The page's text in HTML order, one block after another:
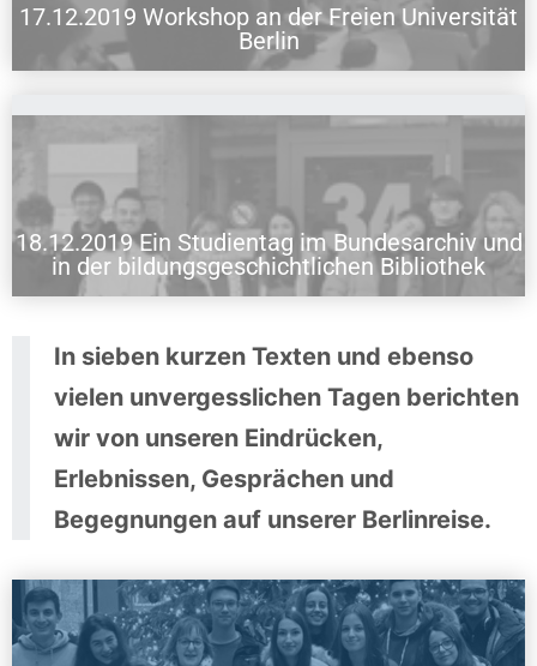
17.12.2019 Workshop an der Freien Universität
Berlin
17.12.2019 Workshop an der Freien Universität Berlin
18.12.2019 Ein Studientag im Bundesarchiv und
in der bildungsgeschichtlichen Bibliothek
18.12.2019 Ein Studientag im Bundesarchiv und in der
bildungsgeschichtlichen Bibliothek
In sieben kurzen Texten und ebenso
vielen unvergesslichen Tagen berichten
wir von unseren Eindrücken,
Erlebnissen, Gesprächen und
Begegnungen auf unserer Berlinreise.